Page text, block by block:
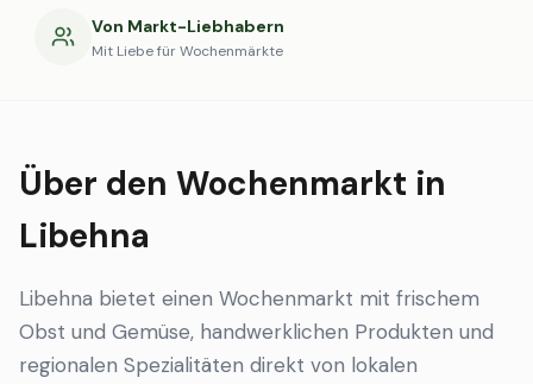
Von Markt-Liebhabern
Mit Liebe für Wochenmärkte
Über den Wochenmarkt in
Libehna
Libehna bietet einen Wochenmarkt mit frischem
Obst und Gemüse, handwerklichen Produkten und
regionalen Spezialitäten direkt von lokalen